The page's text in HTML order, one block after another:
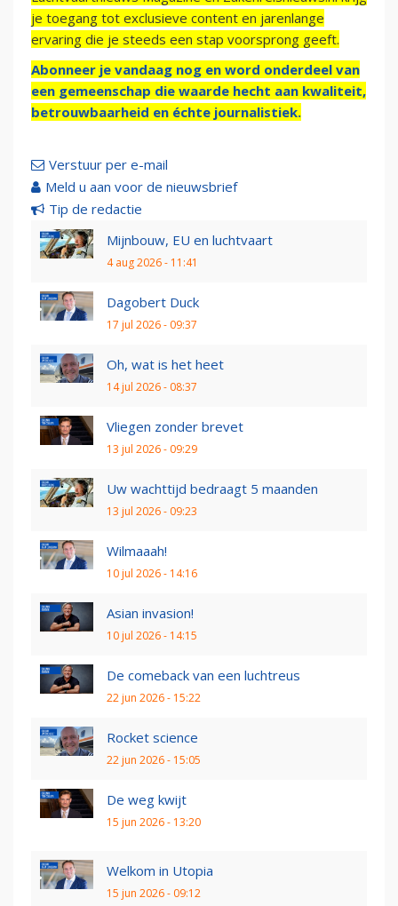
je toegang tot exclusieve content en jarenlange
ervaring die je steeds een stap voorsprong geeft.
Abonneer je vandaag nog en word onderdeel van
een gemeenschap die waarde hecht aan kwaliteit,
betrouwbaarheid en échte journalistiek.
Verstuur per e-mail
Meld u aan voor de nieuwsbrief
Tip de redactie
Mijnbouw, EU en luchtvaart
4 aug 2026 - 11:41
Dagobert Duck
17 jul 2026 - 09:37
Oh, wat is het heet
14 jul 2026 - 08:37
Vliegen zonder brevet
13 jul 2026 - 09:29
Uw wachttijd bedraagt 5 maanden
13 jul 2026 - 09:23
Wilmaaah!
10 jul 2026 - 14:16
Asian invasion!
10 jul 2026 - 14:15
De comeback van een luchtreus
22 jun 2026 - 15:22
Rocket science
22 jun 2026 - 15:05
De weg kwijt
15 jun 2026 - 13:20
Welkom in Utopia
15 jun 2026 - 09:12